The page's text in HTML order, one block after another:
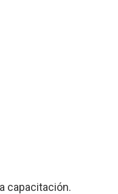
capacitación.